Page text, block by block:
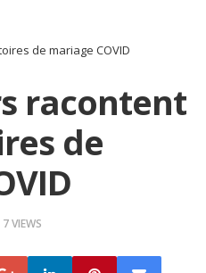
de mariage COVID
racontent
de
7 VIEWS